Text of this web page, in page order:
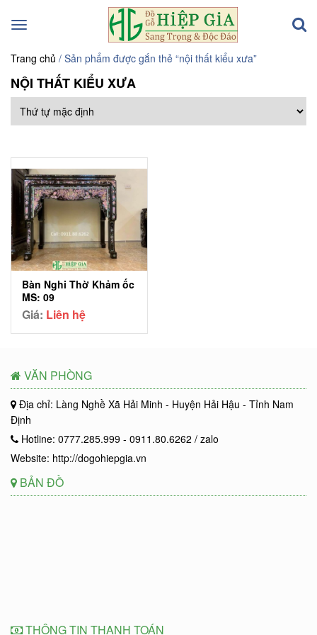
Toggle
Trang chủ / Sản phẩm được gắn thẻ “nội thất kiểu xưa”
NỘI THẤT KIỂU XƯA
Bàn Nghi Thờ Khảm ốc
MS: 09
Giá: Liên hệ
VĂN PHÒNG
Địa chỉ: Làng Nghề Xã Hải Minh - Huyện Hải Hậu - Tỉnh Nam
Định
Hotline: 0777.285.999 - 0911.80.6262 / zalo
Website: http://dogohiepgia.vn
BẢN ĐỒ
THÔNG TIN THANH TOÁN